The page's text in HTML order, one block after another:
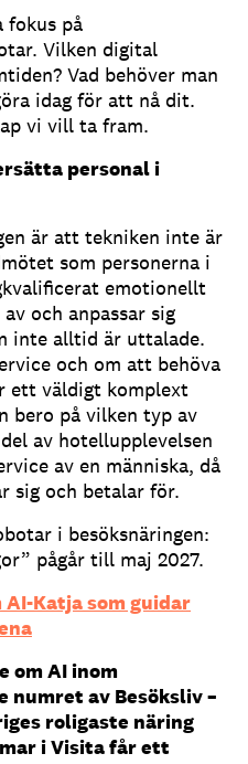
fokus på
Vilken digital
Vad behöver man
idag för att nå dit.
vi vill ta fram.
personal i
är att tekniken inte är
som personerna i
emotionellt
och anpassar sig
inte alltid är uttalade.
och om att behöva
ett väldigt komplext
bero på vilken typ av
av hotellupplevelsen
av en människa, då
sig och betalar för.
i besöksnäringen:
pågår till maj 2027.
AI-Katja som guidar
om AI inom
numret av Besöksliv –
roligaste näring
i Visita får ett